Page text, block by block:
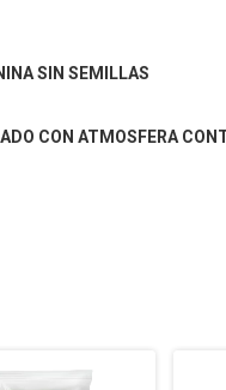
SIN SEMILLAS
CON ATMOSFERA